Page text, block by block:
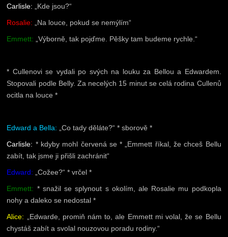
Carlisle: „Kde jsou?“
Rosalie: „Na louce, pokud se nemýlím“
Emmett:
„Výborně, tak pojďme. Pěšky tam budeme rychle.“
* Cullenovi se vydali po svých na louku za Bellou a Edwardem.
Stopovali podle Belly. Za necelých 15 minut se celá rodina Cullenů
ocitla na louce *
Edward a Bella:
„Co tady děláte?“ * sborově *
Carlisle: * kdyby mohl červená se * „Emmett říkal, že chceš Bellu
zabít, tak jsme ji přišli zachránit“
Edward: „Cožee?“ * vrčel *
Emmett: * snažil se splynout s okolím, ale Rosalie mu podkopla
nohy a daleko se nedostal *
Alice: „Edwarde, promiň nám to, ale Emmett mi volal, že se Bellu
chystáš zabít a svolal nouzovou poradu rodiny.“